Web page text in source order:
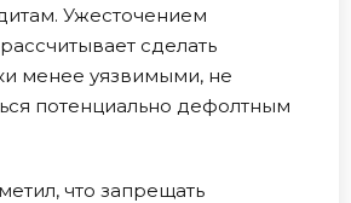
Ужесточением
сделать
менее уязвимыми, не
потенциально дефолтным
что запрещать